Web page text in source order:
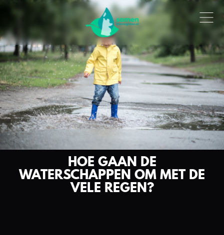
HOE GAAN DE
WATERSCHAPPEN OM MET DE
VELE REGEN?